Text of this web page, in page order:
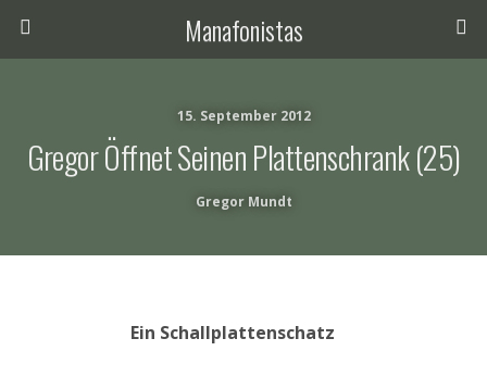
Manafonistas
15. September 2012
Gregor Öffnet Seinen Plattenschrank (25)
Gregor Mundt
Ein Schallplattenschatz